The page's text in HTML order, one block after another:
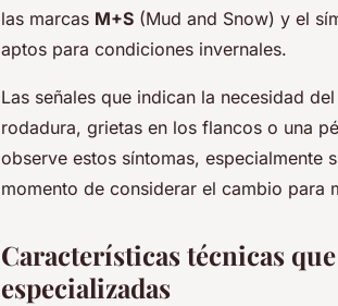
las marcas M+S (Mud and Snow) y el
aptos para condiciones invernales.
Las señales que indican la necesidad
rodadura, grietas en los flancos o una
observe estos síntomas, especialmente
momento de considerar el cambio para
Características técnicas
especializadas